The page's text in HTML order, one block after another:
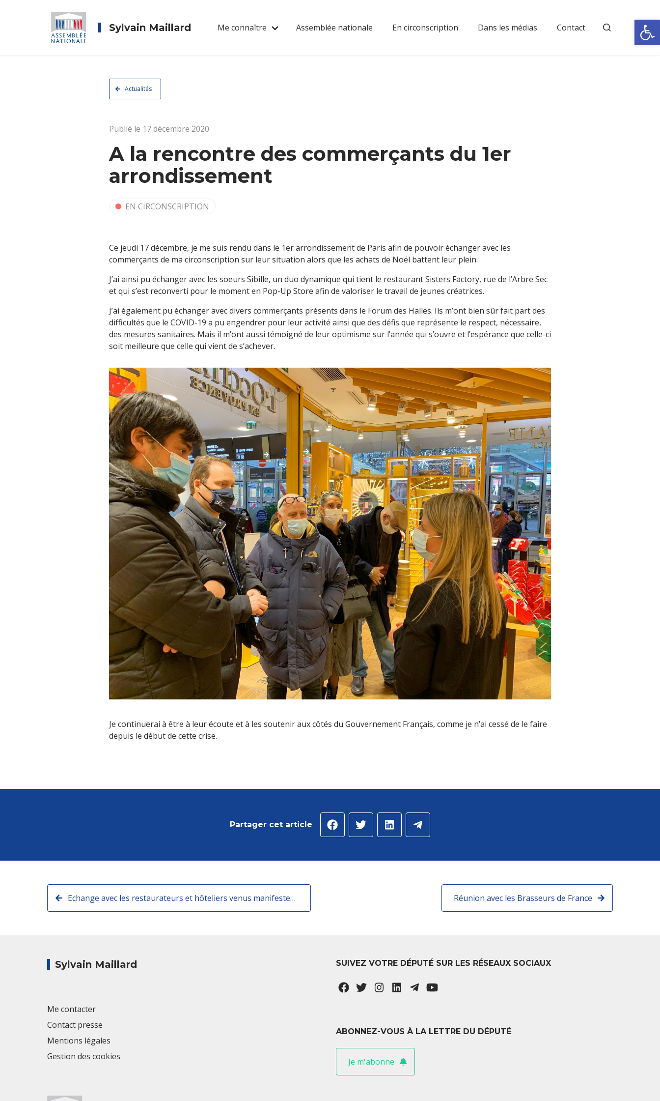
Ouvrir
Sylvain Maillard Me connaître Assemblée nationale En circonscription Dans les médias Contact
Actualités
Publié le 17 décembre 2020
A la rencontre des commerçants du 1er
arrondissement
EN CIRCONSCRIPTION
Ce jeudi 17 décembre, je me suis rendu dans le 1er arrondissement de Paris afin de pouvoir échanger avec les
commerçants de ma circonscription sur leur situation alors que les achats de Noël battent leur plein.
J’ai ainsi pu échanger avec les soeurs Sibille, un duo dynamique qui tient le restaurant Sisters Factory, rue de l’Arbre Sec
et qui s’est reconverti pour le moment en Pop-Up Store afin de valoriser le travail de jeunes créatrices.
J’ai également pu échanger avec divers commerçants présents dans le Forum des Halles. Ils m’ont bien sûr fait part des
difficultés que le COVID-19 a pu engendrer pour leur activité ainsi que des défis que représente le respect, nécessaire,
des mesures sanitaires. Mais il m’ont aussi témoigné de leur optimisme sur l’année qui s’ouvre et l’espérance que celle-ci
soit meilleure que celle qui vient de s’achever.
Je continuerai à être à leur écoute et à les soutenir aux côtés du Gouvernement Français, comme je n’ai cessé de le faire
depuis le début de cette crise.
Partager cet article
Echange avec les restaurateurs et hôteliers venus manifester aux Invalides Réunion avec les Brasseurs de France
Sylvain Maillard
Me contacter
Contact presse
Mentions légales
Gestion des cookies
SUIVEZ VOTRE DÉPUTÉ SUR LES RÉSEAUX SOCIAUX
ABONNEZ-VOUS À LA LETTRE DU DÉPUTÉ
Je m'abonne